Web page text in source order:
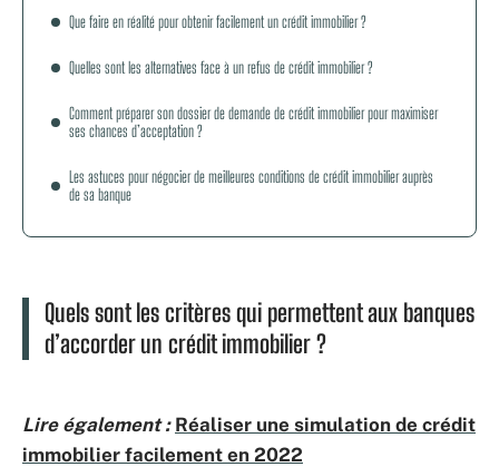
Que faire en réalité pour obtenir facilement un crédit immobilier ?
Quelles sont les alternatives face à un refus de crédit immobilier ?
Comment préparer son dossier de demande de crédit immobilier pour maximiser
ses chances d’acceptation ?
Les astuces pour négocier de meilleures conditions de crédit immobilier auprès
de sa banque
Quels sont les critères qui permettent aux banques
d’accorder un crédit immobilier ?
Lire également : Réaliser une simulation de crédit
immobilier facilement en 2022